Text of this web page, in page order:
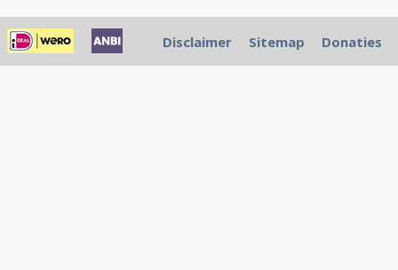
Disclaimer Sitemap Donaties